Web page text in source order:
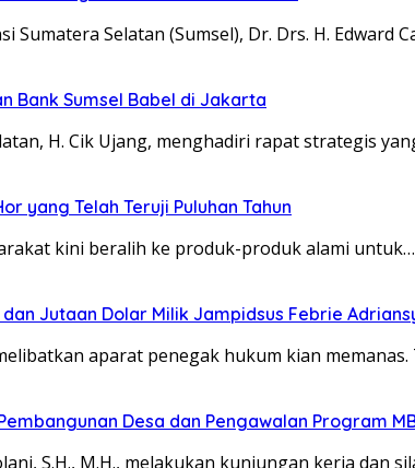
Sumatera Selatan (Sumsel), Dr. Drs. H. Edward
Bank Sumsel Babel di Jakarta
H. Cik Ujang, menghadiri rapat strategis
yang Telah Teruji Puluhan Tahun
kini beralih ke produk-produk alami untuk…
Jutaan Dolar Milik Jampidsus Febrie
aparat penegak hukum kian
Desa dan Pengawalan Program
S.H., M.H., melakukan kunjungan kerja dan